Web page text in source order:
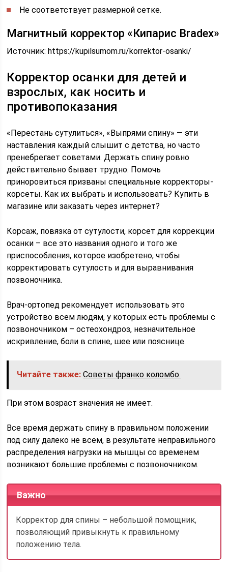
Не соответствует размерной сетке.
Магнитный корректор «Кипарис Bradex»
Источник:https://kupilsumom.ru/korrektor-osanki/
Корректор осанки для детей и
взрослых, как носить и
противопоказания
«Перестань сутулиться», «Выпрями спину» — эти
наставления каждый слышит с детства, но часто
пренебрегает советами. Держать спину ровно
действительно бывает трудно. Помочь
приноровиться призваны специальные корректоры-
корсеты. Как их выбрать и использовать? Купить в
магазине или заказать через интернет?
Корсаж, повязка от сутулости, корсет для коррекции
осанки – все это названия одного и того же
приспособления, которое изобретено, чтобы
корректировать сутулость и для выравнивания
позвоночника.
Врач-ортопед рекомендует использовать это
устройство всем людям, у которых есть проблемы с
позвоночником – остеохондроз, незначительное
искривление, боли в спине, шее или пояснице.
Читайте также: Советы франко коломбо.
При этом возраст значения не имеет.
Все время держать спину в правильном положении
под силу далеко не всем, в результате неправильного
распределения нагрузки на мышцы со временем
возникают большие проблемы с позвоночником.
Важно
Корректор для спины – небольшой помощник,
позволяющий привыкнуть к правильному
положению тела.